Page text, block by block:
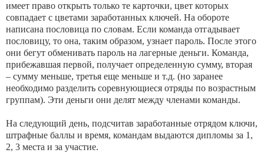
имеет право открыть только те карточки, цвет которых
совпадает с цветами заработанных ключей. На обороте
написана пословица по словам. Если команда отгадывает
пословицу, то она, таким образом, узнает пароль. После этого
они бегут обменивать пароль на лагерные деньги. Команда,
прибежавшая первой, получает определенную сумму, вторая
– сумму меньше, третья еще меньше и т.д. (но заранее
необходимо разделить соревнующиеся отряды по возрастным
группам). Эти деньги они делят между членами команды.
На следующий день, подсчитав заработанные отрядом ключи,
штрафные баллы и время, командам выдаются дипломы за 1,
2, 3 места и за участие.